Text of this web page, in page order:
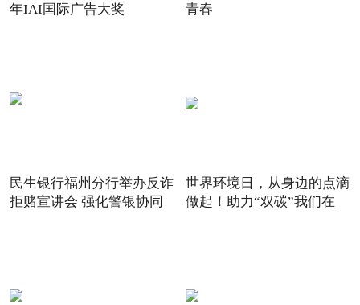
年IAI国际广告大奖
青春
民生银行福州分行举办反诈
拒赌宣讲会 强化警银协同
世界环境日，从身边的点滴
做起！助力“双碳”我们在